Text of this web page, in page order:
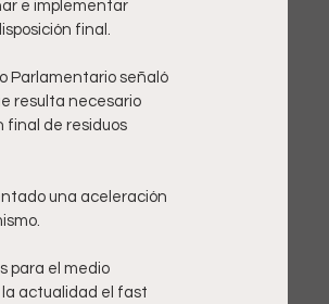
e implementar
final.
Parlamentario señaló
resulta necesario
final de residuos
una aceleración
para el medio
actualidad el fast